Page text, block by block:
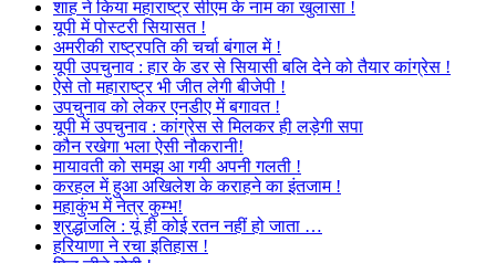
शाह ने किया महाराष्ट्र सीएम के नाम का खुलासा !
यूपी में पोस्टरी सियासत !
अमरीकी राष्ट्रपति की चर्चा बंगाल में !
यूपी उपचुनाव : हार के डर से सियासी बलि देने को तैयार कांग्रेस !
ऐसे तो महाराष्ट्र भी जीत लेगी बीजेपी !
उपचुनाव को लेकर एनडीए में बगावत !
यूपी में उपचुनाव : कांग्रेस से मिलकर ही लड़ेगी सपा
कौन रखेगा भला ऐसी नौकरानी!
मायावती को समझ आ गयी अपनी गलती !
करहल में हुआ अखिलेश के कराहने का इंतजाम !
महाकुंभ में नेत्र कुम्भ!
श्रद्धांजलि : यूं ही कोई रतन नहीं हो जाता …
हरियाणा ने रचा इतिहास !